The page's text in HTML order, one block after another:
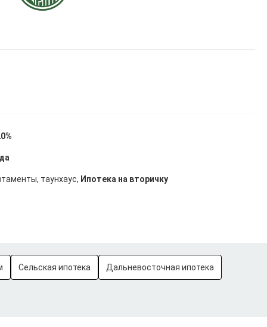
таунхаус, Ипотека на вторичку
Сельская ипотека Дальневосточная ипотека